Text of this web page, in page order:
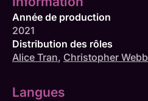
Année de production
2021
Distribution des rôles
Alice Tran, Christopher Webb
Langues